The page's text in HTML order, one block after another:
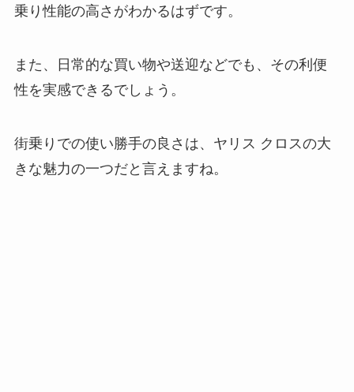
乗り性能の高さがわかるはずです。
また、日常的な買い物や送迎などでも、その利便
性を実感できるでしょう。
街乗りでの使い勝手の良さは、ヤリス クロスの大
きな魅力の一つだと言えますね。